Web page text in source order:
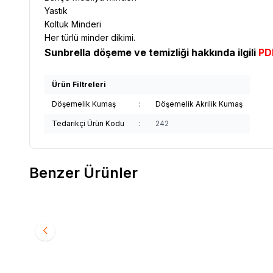
Yastık
Koltuk Minderi
Her türlü minder dikimi.
Sunbrella döşeme ve temizliği hakkında ilgili
Ürün Filtreleri
Döşemelik Kumaş : Döşemelik Akrilik Kumaş
Tedarikçi Ürün Kodu : 242
Benzer Ürünler
1.991,91